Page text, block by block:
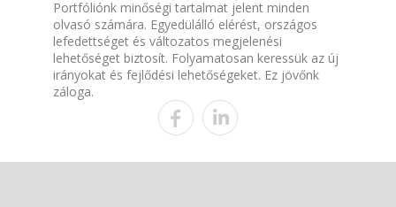
Portfóliónk minőségi tartalmat jelent minden
olvasó számára. Egyedülálló elérést, országos
lefedettséget és változatos megjelenési
lehetőséget biztosít. Folyamatosan keressük az új
irányokat és fejlődési lehetőségeket. Ez jövőnk
záloga.